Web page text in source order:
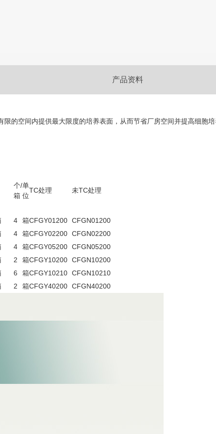
产品资料
的空间内提供最大限度的培养表面，从而节省厂房空间并提高细胞
个/
箱
单
位
TC处理 未TC处理
4 箱CFGY01200 CFGN01200
4 箱CFGY02200 CFGN02200
4 箱CFGY05200 CFGN05200
2 箱CFGY10200 CFGN10200
6 箱CFGY10210 CFGN10210
2 箱CFGY40200 CFGN40200